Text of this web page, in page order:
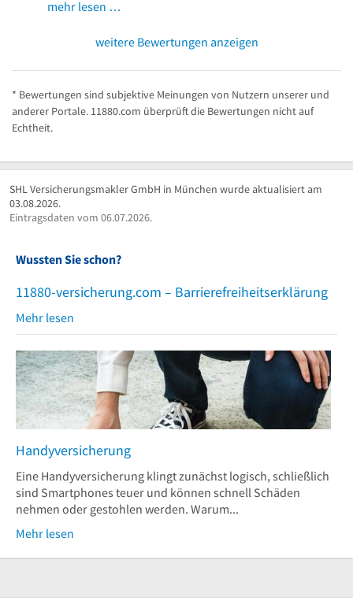
mehr lesen …
weitere Bewertungen anzeigen
* Bewertungen sind subjektive Meinungen von Nutzern unserer und
anderer Portale. 11880.com überprüft die Bewertungen nicht auf
Echtheit.
SHL Versicherungsmakler GmbH in München wurde aktualisiert am
03.08.2026.
Eintragsdaten vom 06.07.2026.
Wussten Sie schon?
11880-versicherung.com – Barrierefreiheitserklärung
Mehr lesen
Handyversicherung
Eine Handyversicherung klingt zunächst logisch, schließlich
sind Smartphones teuer und können schnell Schäden
nehmen oder gestohlen werden. Warum...
Mehr lesen